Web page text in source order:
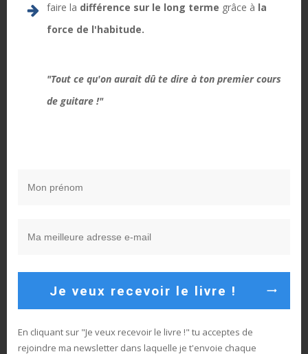
professionnel et voici mon BLOG sur la guitare:) Ici je
en technique, en improvisation, que tu deviennes plus
polyvalent et que tu exploses ton jeu de guitare 😉
faire la différence sur le long terme grâce à la
force de l'habitude.
"Tout ce qu'on aurait dû te dire à ton premier cours
de guitare !"
Je veux recevoir le livre !
En cliquant sur "Je veux recevoir le livre !" tu acceptes de
rejoindre ma newsletter dans laquelle je t'envoie chaque